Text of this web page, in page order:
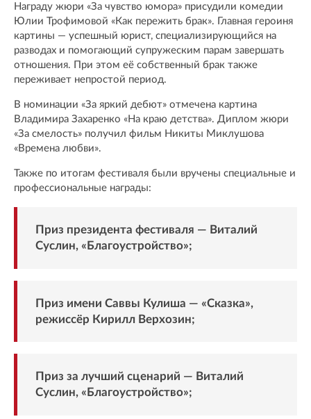
Награду жюри «За чувство юмора» присудили комедии
Юлии Трофимовой «Как пережить брак». Главная героиня
картины — успешный юрист, специализирующийся на
разводах и помогающий супружеским парам завершать
отношения. При этом её собственный брак также
переживает непростой период.
В номинации «За яркий дебют» отмечена картина
Владимира Захаренко «На краю детства». Диплом жюри
«За смелость» получил фильм Никиты Миклушова
«Времена любви».
Также по итогам фестиваля были вручены специальные и
профессиональные награды:
Приз президента фестиваля — Виталий
Суслин, «Благоустройство»;
Приз имени Саввы Кулиша — «Сказка»,
режиссёр Кирилл Верхозин;
Приз за лучший сценарий — Виталий
Суслин, «Благоустройство»;